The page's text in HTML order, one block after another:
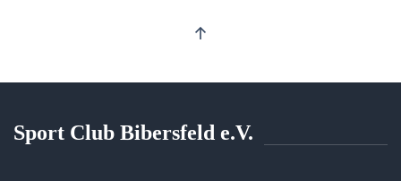
Sport Club Bibersfeld e.V.